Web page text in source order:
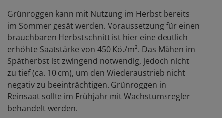
Grünroggen kann mit Nutzung im Herbst bereits
im Sommer gesät werden, Voraussetzung für einen
brauchbaren Herbstschnitt ist hier eine deutlich
erhöhte Saatstärke von 450 Kö./m². Das Mähen im
Spätherbst ist zwingend notwendig, jedoch nicht
zu tief (ca. 10 cm), um den Wiederaustrieb nicht
negativ zu beeinträchtigen. Grünroggen in
Reinsaat sollte im Frühjahr mit Wachstumsregler
behandelt werden.